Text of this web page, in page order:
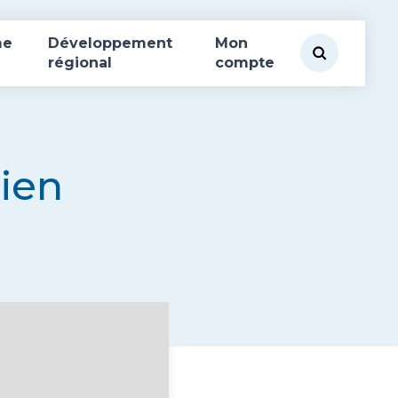
Développement
régional
Mon
compte